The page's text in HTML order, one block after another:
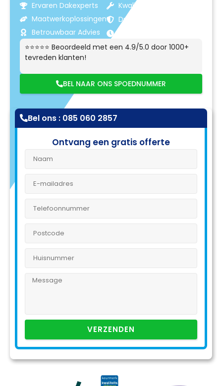
Ervaren Dakexperts
Maatwerkoplossingen
Betrouwbaar Advies
Kwaliteitsmaterialen
Duurzame Resultaten
⭐⭐⭐⭐⭐ Beoordeeld met een 4.9/5.0 door 1000+
tevreden klanten!
BEL NAAR ONS SPOEDNUMMER
Bel ons : 085 060 2857
Ontvang een gratis offerte
VERZENDEN